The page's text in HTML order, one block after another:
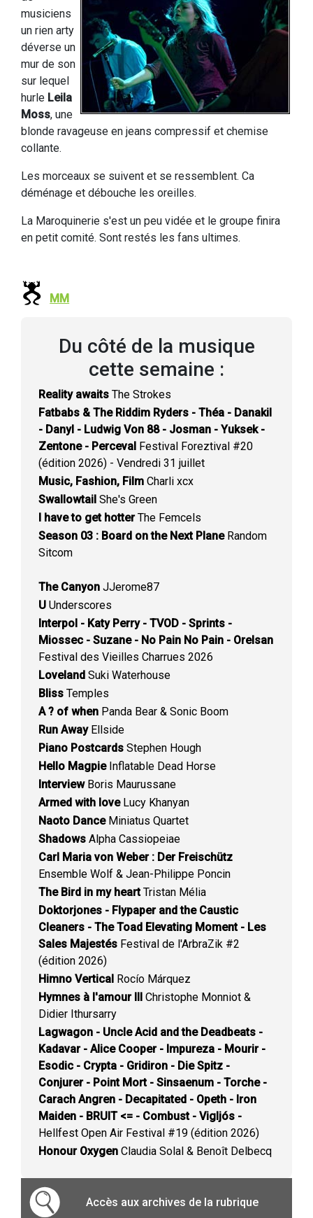
musiciens
un rien arty
déverse un
mur de son
sur lequel
hurle Leila
Moss, une
blonde ravageuse en jeans compressif et chemise
collante.
Les morceaux se suivent et se ressemblent. Ca
déménage et débouche les oreilles.
La Maroquinerie s'est un peu vidée et le groupe finira
en petit comité. Sont restés les fans ultimes.
MM
Du côté de la musique
cette semaine :
Reality awaits The Strokes
Fatbabs & The Riddim Ryders - Théa - Danakil
- Danyl - Ludwig Von 88 - Josman - Yuksek -
Zentone - Perceval Festival Foreztival #20
(édition 2026) - Vendredi 31 juillet
Music, Fashion, Film Charli xcx
Swallowtail She's Green
I have to get hotterThe Femcels
Season 03 : Board on the Next PlaneRandom
Sitcom
The Canyon JJerome87
U Underscores
Interpol - Katy Perry - TVOD - Sprints -
Miossec - Suzane - No Pain No Pain - Orelsan
Festival des Vieilles Charrues 2026
Loveland Suki Waterhouse
Bliss Temples
A ? of when Panda Bear & Sonic Boom
Run AwayEllside
Piano Postcards Stephen Hough
Hello MagpieInflatable Dead Horse
InterviewBoris Maurussane
Armed with loveLucy Khanyan
Naoto DanceMiniatus Quartet
Shadows Alpha Cassiopeiae
Carl Maria von Weber : Der Freischütz
Ensemble Wolf & Jean-Philippe Poncin
The Bird in my heartTristan Mélia
Doktorjones - Flypaper and the Caustic
Cleaners - The Toad Elevating Moment - Les
Sales Majestés Festival de l'ArbraZik #2
(édition 2026)
Himno Vertical Rocío Márquez
Hymnes à l'amour III
Christophe Monniot &
Didier Ithursarry
Lagwagon - Uncle Acid and the Deadbeats -
Kadavar - Alice Cooper - Impureza - Mourir -
Esodic - Crypta - Gridiron - Die Spitz -
Conjurer - Point Mort - Sinsaenum - Torche -
Carach Angren - Decapitated - Opeth - Iron
Maiden - BRUIT <= - Combust - Vigljós -
Hellfest Open Air Festival #19 (édition 2026)
Honour Oxygen Claudia Solal & Benoît Delbecq
Accès aux archives de la rubrique